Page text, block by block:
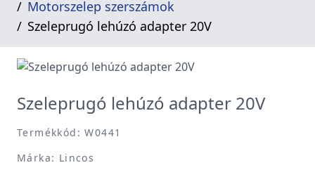
Motorszelep szerszámok
Szeleprugó lehúzó adapter 20V
Szeleprugó lehúzó adapter 20V
Termékkód: W0441
Márka: Lincos